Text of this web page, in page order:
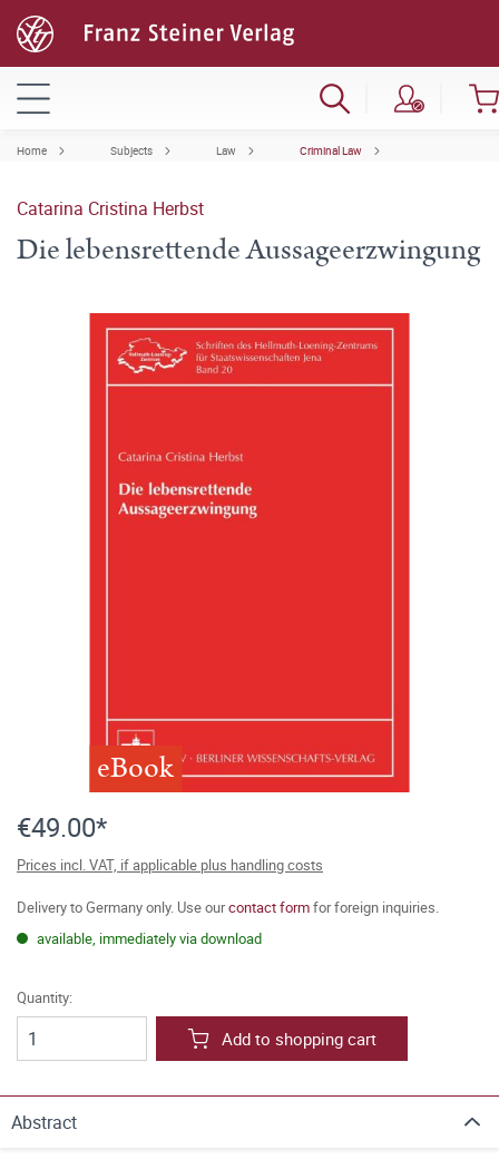
Home Subjects Law Criminal Law
Catarina Cristina Herbst
Die lebensrettende Aussageerzwingung
eBook
€49.00*
Prices incl. VAT, if applicable plus handling costs
Delivery to Germany only. Use ourcontact formfor foreign inquiries.
available, immediately via download
Quantity:
Add to shopping cart
Abstract